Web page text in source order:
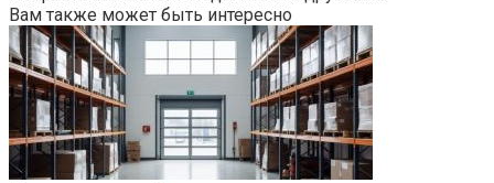
Вам также может быть интересно